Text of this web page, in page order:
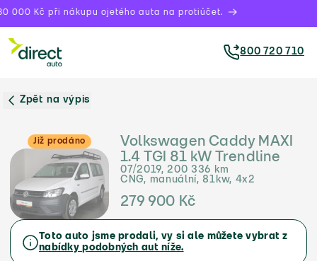
000 Kč při nákupu ojetého auta na protiúčet.
800 720 710
Zpět na výpis
Již prodáno
Volkswagen Caddy MAXI
1.4 TGI 81 kW Trendline
07/2019, 200 336 km
CNG, manuální, 81kw, 4x2
279 900 Kč
Toto auto jsme prodali, vy si ale můžete vybrat z
nabídky podobných aut níže.